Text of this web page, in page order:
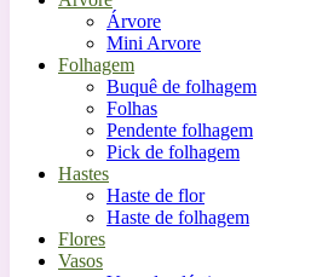
Árvore
Mini Arvore
Folhagem
Buquê de folhagem
Folhas
Pendente folhagem
Pick de folhagem
Hastes
Haste de flor
Haste de folhagem
Flores
Vasos